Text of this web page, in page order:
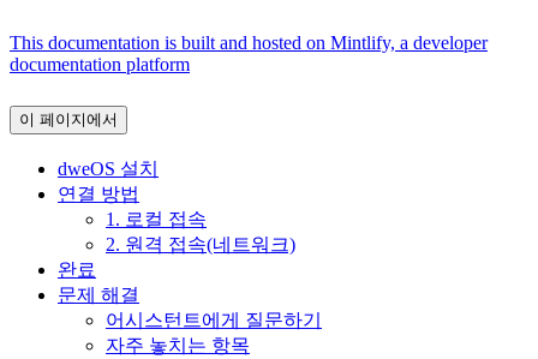
This documentation is built and hosted on Mintlify, a developer
documentation platform
이 페이지에서
dweOS 설치
연결 방법
1. 로컬 접속
2. 원격 접속(네트워크)
완료
문제 해결
어시스턴트에게 질문하기
자주 놓치는 항목